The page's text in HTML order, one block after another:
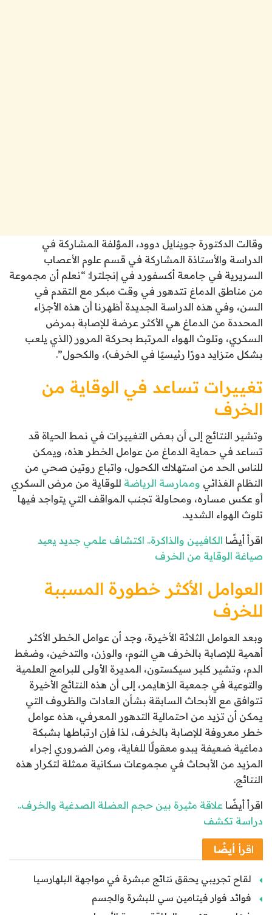
وقالت الدكتورة جوينايل دوود، المؤلفة المشاركة في
الدراسة والأستاذة المشاركة في قسم علوم الأعصاب
السريرية في جامعة أكسفورد في إنجلترا: “نعلم أن مجموعة
من مناطق الدماغ تتدهور في وقت مبكر مع التقدم في
السن، وفي هذه الدراسة الجديدة أظهرنا أن هذه الأجزاء
المحددة من الدماغ هي الأكثر عرضة للإصابة بمرض
السكري، وتلوث الهواء المرتبط بحركة المرور (الذي يلعب
بشكل متزايد دورًا رئيسيًا في الخرف)، والكحول”.
تغييرات تساعد في الوقاية من
الخرف
وتشير النتائج إلى أن بعض التغييرات في نمط الحياة قد
تساعد في حماية الدماغ من عوامل الخطر هذه، ويمكن
للناس الحد من استهلاك الكحول، واتباع روتين صحي من
النظام الغذائي وممارسة الرياضة للوقاية من مرض السكري
أو عكس مساره، ومحاولة تجنب المواقف التي يتواجد فيها
تلوث الهواء الشديد.
اقرأ أيضًا الكافيين والذاكرة.. اكتشاف علمي جديد يعيد
صياغة الوقاية من الخرف
العوامل الأكثر خطورة المسببة
للخرف
وبعد العوامل الثلاثة الأخيرة، وجد أن عوامل الخطر الأكثر
أهمية للإصابة بالخرف هي النوم، والوزن، والتدخين، وضغط
الدم، وتشير كلير سيكستون، المديرة الأولى للبرامج العلمية
والتوعية في جمعية الزهايمر، إلى أن هذه النتائج الأخيرة
تتوافق مع الأبحاث السابقة بشأن العادات والظروف التي
يمكن أن تزيد من احتمالية التدهور المعرفي، هذه عوامل
خطر معروفة للإصابة بالخرف، لذا فإن ارتباطها بشبكة
دماغية ضعيفة يبدو معقولًا للغاية، ومن الضروري إجراء
المزيد من الأبحاث في مجموعات سكانية ممثلة لتكرار هذه
النتائج.
اقرأ أيضًا علاقة مثيرة بين حجم العضلة الصدغية والخرف..
دراسة تكشف
اقرأ أيضًا
لقاح تجريبي يحقق نتائج مبشرة في مواجهة البلهارسيا
فوائد فوار فيتامين سي للبشرة والجسم